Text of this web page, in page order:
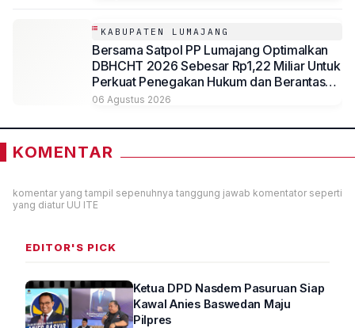
KABUPATEN LUMAJANG
Bersama Satpol PP Lumajang Optimalkan
DBHCHT 2026 Sebesar Rp1,22 Miliar Untuk
Perkuat Penegakan Hukum dan Berantas
Rokok Ilegal
06 Agustus 2026
KOMENTAR
komentar yang tampil sepenuhnya tanggung jawab komentator seperti
yang diatur UU ITE
EDITOR'S PICK
Ketua DPD Nasdem Pasuruan Siap
Kawal Anies Baswedan Maju
Pilpres